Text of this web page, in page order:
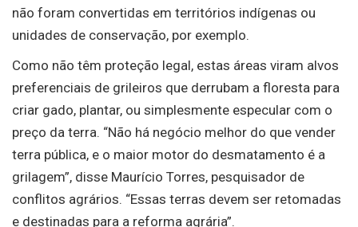
não foram convertidas em territórios indígenas ou
unidades de conservação, por exemplo.
Como não têm proteção legal, estas áreas viram alvos
preferenciais de grileiros que derrubam a floresta para
criar gado, plantar, ou simplesmente especular com o
preço da terra. “Não há negócio melhor do que vender
terra pública, e o maior motor do desmatamento é a
grilagem”, disse Maurício Torres, pesquisador de
conflitos agrários. “Essas terras devem ser retomadas
e destinadas para a reforma agrária”.